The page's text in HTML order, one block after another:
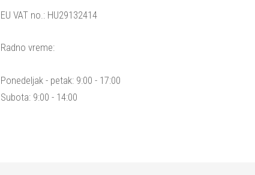
EU VAT no.: HU29132414
Radno vreme:
Ponedeljak - petak: 9:00 - 17:00
Subota: 9:00 - 14:00